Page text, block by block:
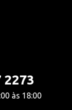
2273
às 18:00